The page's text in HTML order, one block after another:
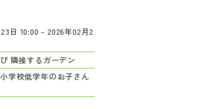
日 10:00 – 2026年02月2
隣接するガーデン
学校低学年のお子さん